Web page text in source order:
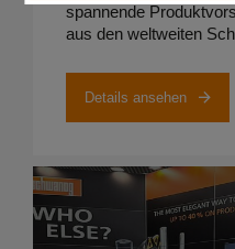
spannende
aus den weltweiten
Details ansehen